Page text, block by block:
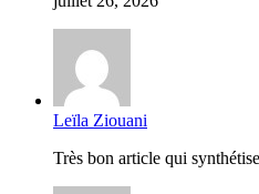
Leïla Ziouani
Très bon article qui